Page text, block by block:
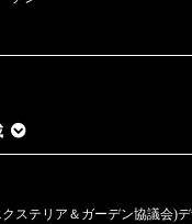
ステリア＆ガーデン協議会)